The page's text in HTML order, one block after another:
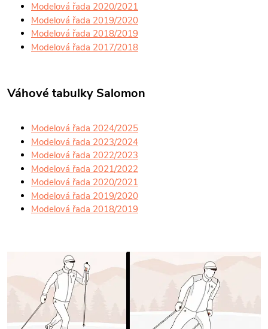
Modelová řada 2020/2021
Modelová řada 2019/2020
Modelová řada 2018/2019
Modelová řada 2017/2018
Váhové tabulky Salomon
Modelová řada 2024/2025
Modelová řada 2023/2024
Modelová řada 2022/2023
Modelová řada 2021/2022
Modelová řada 2020/2021
Modelová řada 2019/2020
Modelová řada 2018/2019